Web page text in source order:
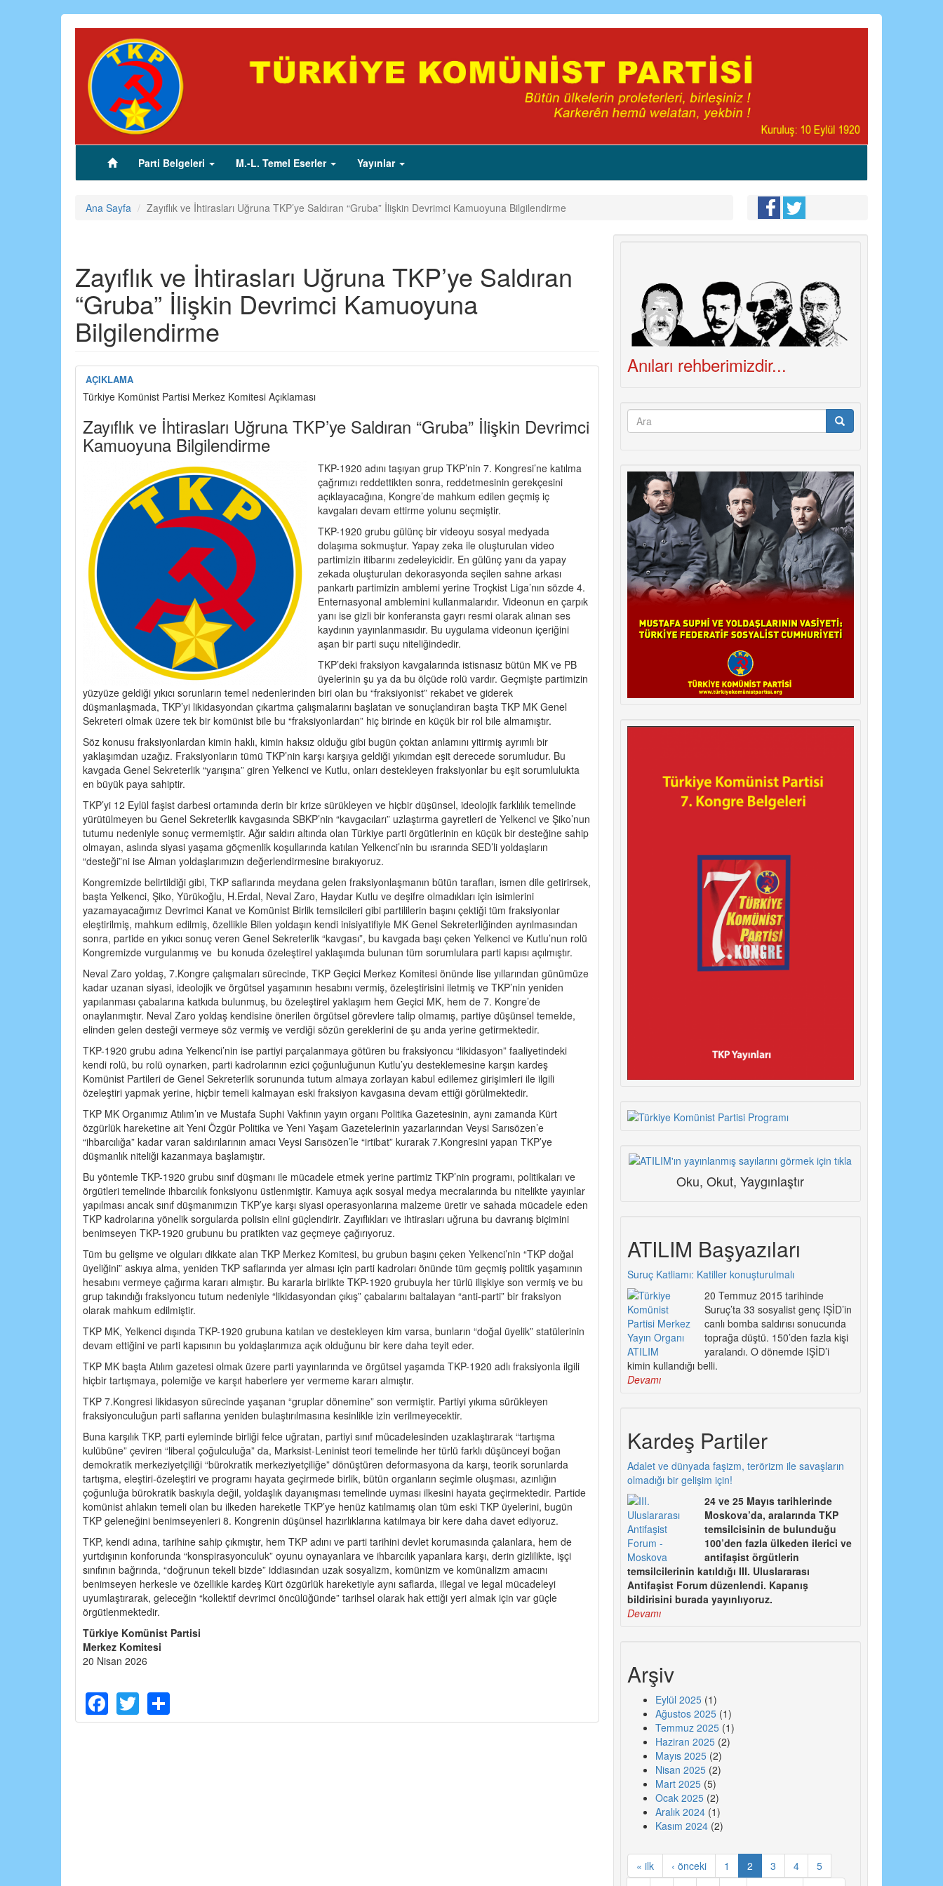
(current)Parti Belgeleri M.-L. Temel Eserler Yayınlar
Ana Sayfa Zayıflık ve İhtirasları Uğruna TKP’ye Saldıran “Gruba” İlişkin Devrimci Kamuoyuna Bilgilendirme
Zayıflık ve İhtirasları Uğruna TKP’ye Saldıran
“Gruba” İlişkin Devrimci Kamuoyuna
Bilgilendirme
AÇIKLAMA
Türkiye Komünist Partisi Merkez Komitesi Açıklaması
Zayıflık ve İhtirasları Uğruna TKP’ye Saldıran “Gruba” İlişkin Devrimci
Kamuoyuna Bilgilendirme
TKP-1920 adını taşıyan grup TKP’nin 7. Kongresi’ne katılma
çağrımızı reddettikten sonra, reddetmesinin gerekçesini
açıklayacağına, Kongre’de mahkum edilen geçmiş iç
kavgaları devam ettirme yolunu seçmiştir.
TKP-1920 grubu gülünç bir videoyu sosyal medyada
dolaşıma sokmuştur. Yapay zeka ile oluşturulan video
partimizin itibarını zedeleyicidir. En gülünç yanı da yapay
zekada oluşturulan dekorasyonda seçilen sahne arkası
pankartı partimizin amblemi yerine Troçkist Liga’nın sözde 4.
Enternasyonal amblemini kullanmalarıdır. Videonun en çarpık
yanı ise gizli bir konferansta gayrı resmi olarak alınan ses
kaydının yayınlanmasıdır. Bu uygulama videonun içeriğini
aşan bir parti suçu niteliğindedir.
TKP’deki fraksiyon kavgalarında istisnasız bütün MK ve PB
üyelerinin şu ya da bu ölçüde rolü vardır. Geçmişte partimizin
yüzyüze geldiği yıkıcı sorunların temel nedenlerinden biri olan bu “fraksiyonist” rekabet ve giderek
düşmanlaşmada, TKP’yi likidasyondan çıkartma çalışmalarını başlatan ve sonuçlandıran başta TKP MK Genel
Sekreteri olmak üzere tek bir komünist bile bu “fraksiyonlardan” hiç birinde en küçük bir rol bile almamıştır.
Söz konusu fraksiyonlardan kimin haklı, kimin haksız olduğu gibi bugün çoktan anlamını yitirmiş ayrımlı bir
yaklaşımdan uzağız. Fraksiyonların tümü TKP’nin karşı karşıya geldiği yıkımdan eşit derecede sorumludur. Bu
kavgada Genel Sekreterlik “yarışına” giren Yelkenci ve Kutlu, onları destekleyen fraksiyonlar bu eşit sorumlulukta
en büyük paya sahiptir.
TKP’yi 12 Eylül faşist darbesi ortamında derin bir krize sürükleyen ve hiçbir düşünsel, ideolojik farklılık temelinde
yürütülmeyen bu Genel Sekreterlik kavgasında SBKP’nin “kavgacıları” uzlaştırma gayretleri de Yelkenci ve Şiko’nun
tutumu nedeniyle sonuç vermemiştir. Ağır saldırı altında olan Türkiye parti örgütlerinin en küçük bir desteğine sahip
olmayan, aslında siyasi yaşama göçmenlik koşullarında katılan Yelkenci’nin bu ısrarında SED’li yoldaşların
“desteği”ni ise Alman yoldaşlarımızın değerlendirmesine bırakıyoruz.
Kongremizde belirtildiği gibi, TKP saflarında meydana gelen fraksiyonlaşmanın bütün tarafları, ismen dile getirirsek,
başta Yelkenci, Şiko, Yürükoğlu, H.Erdal, Neval Zaro, Haydar Kutlu ve deşifre olmadıkları için isimlerini
yazamayacağımız Devrimci Kanat ve Komünist Birlik temsilcileri gibi partililerin başını çektiği tüm fraksiyonlar
eleştirilmiş, mahkum edilmiş, özellikle Bilen yoldaşın kendi inisiyatifiyle MK Genel Sekreterliğinden ayrılmasından
sonra, partide en yıkıcı sonuç veren Genel Sekreterlik “kavgası”, bu kavgada başı çeken Yelkenci ve Kutlu’nun rolü
Kongremizde vurgulanmış ve bu konuda özeleştirel yaklaşımda bulunan tüm sorumlulara parti kapısı açılmıştır.
Neval Zaro yoldaş, 7.Kongre çalışmaları sürecinde, TKP Geçici Merkez Komitesi önünde lise yıllarından günümüze
kadar uzanan siyasi, ideolojik ve örgütsel yaşamının hesabını vermiş, özeleştirisini iletmiş ve TKP’nin yeniden
yapılanması çabalarına katkıda bulunmuş, bu özeleştirel yaklaşım hem Geçici MK, hem de 7. Kongre’de
onaylanmıştır. Neval Zaro yoldaş kendisine önerilen örgütsel görevlere talip olmamış, partiye düşünsel temelde,
elinden gelen desteği vermeye söz vermiş ve verdiği sözün gereklerini de şu anda yerine getirmektedir.
TKP-1920 grubu adına Yelkenci’nin ise partiyi parçalanmaya götüren bu fraksiyoncu “likidasyon” faaliyetindeki
kendi rolü, bu rolü oynarken, parti kadrolarının ezici çoğunluğunun Kutlu’yu desteklemesine karşın kardeş
Komünist Partileri de Genel Sekreterlik sorununda tutum almaya zorlayan kabul edilemez girişimleri ile ilgili
özeleştiri yapmak yerine, hiçbir temeli kalmayan eski fraksiyon kavgasına devam ettiği görülmektedir.
TKP MK Organımız Atılım’ın ve Mustafa Suphi Vakfının yayın organı Politika Gazetesinin, aynı zamanda Kürt
özgürlük hareketine ait Yeni Özgür Politika ve Yeni Yaşam Gazetelerinin yazarlarından Veysi Sarısözen’e
“ihbarcılığa” kadar varan saldırılarının amacı Veysi Sarısözen’le “irtibat” kurarak 7.Kongresini yapan TKP’ye
düşmanlık niteliği kazanmaya başlamıştır.
Bu yöntemle TKP-1920 grubu sınıf düşmanı ile mücadele etmek yerine partimiz TKP’nin programı, politikaları ve
örgütleri temelinde ihbarcılık fonksiyonu üstlenmiştir. Kamuya açık sosyal medya mecralarında bu nitelikte yayınlar
yapılması ancak sınıf düşmanımızın TKP’ye karşı siyasi operasyonlarına malzeme üretir ve sahada mücadele eden
TKP kadrolarına yönelik sorgularda polisin elini güçlendirir. Zayıflıkları ve ihtirasları uğruna bu davranış biçimini
benimseyen TKP-1920 grubunu bu pratikten vaz geçmeye çağırıyoruz.
Tüm bu gelişme ve olguları dikkate alan TKP Merkez Komitesi, bu grubun başını çeken Yelkenci’nin “TKP doğal
üyeliğini” askıya alma, yeniden TKP saflarında yer alması için parti kadroları önünde tüm geçmiş politik yaşamının
hesabını vermeye çağırma kararı almıştır. Bu kararla birlikte TKP-1920 grubuyla her türlü ilişkiye son vermiş ve bu
grup takındığı fraksiyoncu tutum nedeniyle “likidasyondan çıkış” çabalarını baltalayan “anti-parti” bir fraksiyon
olarak mahkum edilmiştir.
TKP MK, Yelkenci dışında TKP-1920 grubuna katılan ve destekleyen kim varsa, bunların “doğal üyelik” statülerinin
devam ettiğini ve parti kapısının bu yoldaşlarımıza açık olduğunu bir kere daha teyit eder.
TKP MK başta Atılım gazetesi olmak üzere parti yayınlarında ve örgütsel yaşamda TKP-1920 adlı fraksiyonla ilgili
hiçbir tartışmaya, polemiğe ve karşıt haberlere yer vermeme kararı almıştır.
TKP 7.Kongresi likidasyon sürecinde yaşanan “gruplar dönemine” son vermiştir. Partiyi yıkıma sürükleyen
fraksiyonculuğun parti saflarına yeniden bulaştırılmasına kesinlikle izin verilmeyecektir.
Buna karşılık TKP, parti eyleminde birliği felce uğratan, partiyi sınıf mücadelesinden uzaklaştırarak “tartışma
kulübüne” çeviren “liberal çoğulculuğa” da, Marksist-Leninist teori temelinde her türlü farklı düşünceyi boğan
demokratik merkeziyetçiliği “bürokratik merkeziyetçiliğe” dönüştüren deformasyona da karşı, teorik sorunlarda
tartışma, eleştiri-özeleştiri ve programı hayata geçirmede birlik, bütün organların seçimle oluşması, azınlığın
çoğunluğa bürokratik baskıyla değil, yoldaşlık dayanışması temelinde uyması ilkesini hayata geçirmektedir. Partide
komünist ahlakın temeli olan bu ilkeden hareketle TKP’ye henüz katılmamış olan tüm eski TKP üyelerini, bugün
TKP geleneğini benimseyenleri 8. Kongrenin düşünsel hazırlıklarına katılmaya bir kere daha davet ediyoruz.
TKP, kendi adına, tarihine sahip çıkmıştır, hem TKP adını ve parti tarihini devlet korumasında çalanlara, hem de
yurtdışının konforunda “konspirasyonculuk” oyunu oynayanlara ve ihbarcılık yapanlara karşı, derin gizlilikte, işçi
sınıfının bağrında, “doğrunun tekeli bizde” iddiasından uzak sosyalizm, komünizm ve komünalizm amacını
benimseyen herkesle ve özellikle kardeş Kürt özgürlük hareketiyle aynı saflarda, illegal ve legal mücadeleyi
uyumlaştırarak, geleceğin “kollektif devrimci öncülüğünde” tarihsel olarak hak ettiği yeri almak için var güçle
örgütlenmektedir.
Türkiye Komünist Partisi
Merkez Komitesi
20 Nisan 2026
Facebook
Twitter
Anıları rehberimizdir...
Arama
Oku, Okut, Yaygınlaştır
ATILIM Başyazıları
Suruç Katliamı: Katiller konuşturulmalı
20 Temmuz 2015 tarihinde
Suruç’ta 33 sosyalist genç IŞİD’in
canlı bomba saldırısı sonucunda
toprağa düştü. 150’den fazla kişi
yaralandı. O dönemde IŞİD’i
kimin kullandığı belli.
Devamı
Kardeş Partiler
Adalet ve dünyada faşizm, terörizm ile savaşların
olmadığı bir gelişim için!
24 ve 25 Mayıs tarihlerinde
Moskova’da, aralarında TKP
temsilcisinin de bulunduğu
100’den fazla ülkeden ilerici ve
antifaşist örgütlerin
temsilcilerinin katıldığı III. Uluslararası
Antifaşist Forum düzenlendi. Kapanış
bildirisini burada yayınlıyoruz.
Devamı
Arşiv
Eylül 2025(1)
Ağustos 2025(1)
Temmuz 2025(1)
Haziran 2025(2)
Mayıs 2025(2)
Nisan 2025(2)
Mart 2025(5)
Ocak 2025(2)
Aralık 2024(1)
Kasım 2024(2)
« ilk ‹ önceki 1 2 3 4
5